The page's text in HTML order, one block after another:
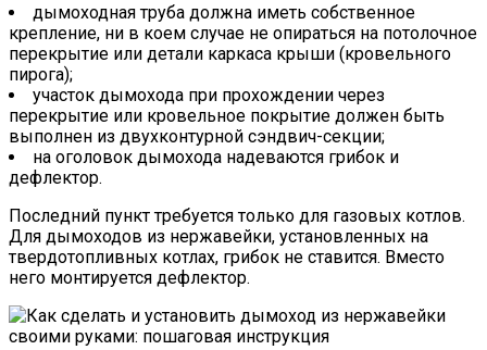
дымоходная труба должна иметь собственное
крепление, ни в коем случае не опираться на потолочное
перекрытие или детали каркаса крыши (кровельного
пирога);
участок дымохода при прохождении через
перекрытие или кровельное покрытие должен быть
выполнен из двухконтурной сэндвич-секции;
на оголовок дымохода надеваются грибок и
дефлектор.
Последний пункт требуется только для газовых котлов.
Для дымоходов из нержавейки, установленных на
твердотопливных котлах, грибок не ставится. Вместо
него монтируется дефлектор.